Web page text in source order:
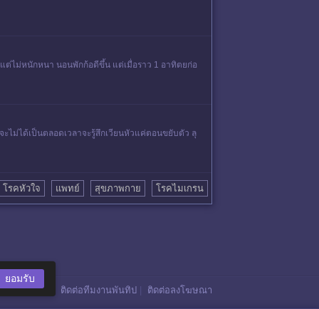
ต่ไม่หนักหนา นอนพักก้อดีขึ้น แต่เมื่อราว 1 อาทิตยก่อ
ม่ได้เป็นตลอดเวลาจะรู้สึกเวียนหัวแค่ตอนขยับตัว ลุ
โรคหัวใจ แพทย์ สุขภาพกาย โรคไมเกรน
ติดต่อทีมงานพันทิป ติดต่อลงโฆษณา
ยอมรับ